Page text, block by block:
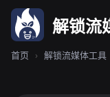
解锁流
首页 › 解锁流媒体工具